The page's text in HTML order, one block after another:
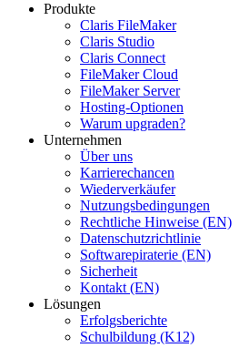
Produkte
Claris FileMaker
Claris Studio
Claris Connect
FileMaker Cloud
FileMaker Server
Hosting-Optionen
Warum upgraden?
Unternehmen
Über uns
Karrierechancen
Wiederverkäufer
Nutzungsbedingungen
Rechtliche Hinweise (EN)
Datenschutzrichtlinie
Softwarepiraterie (EN)
Sicherheit
Kontakt (EN)
Lösungen
Erfolgsberichte
Schulbildung (K12)